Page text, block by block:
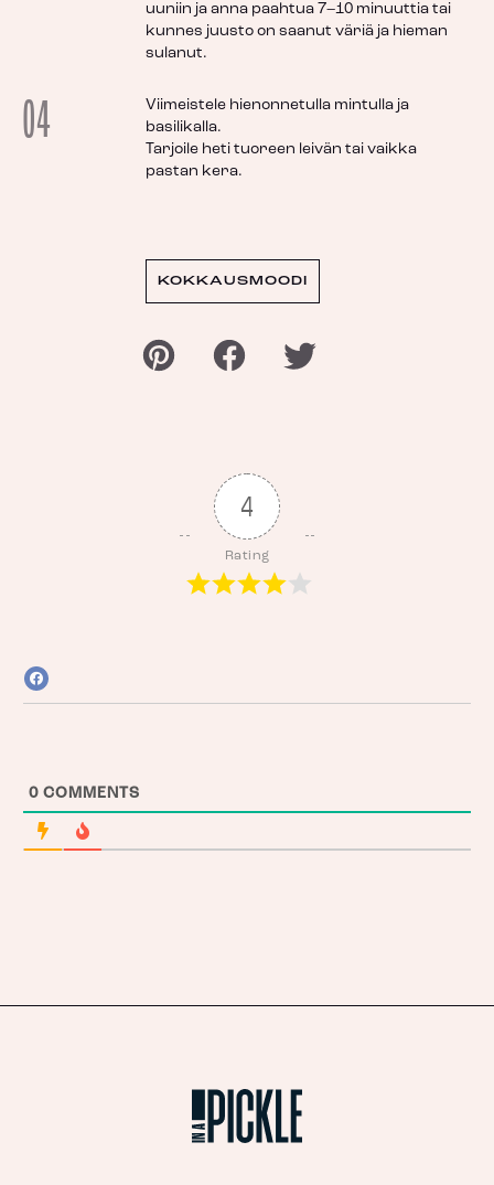
uuniin ja anna paahtua 7–10 minuuttia tai
kunnes juusto on saanut väriä ja hieman
sulanut.
04
Viimeistele hienonnetulla mintulla ja
basilikalla.
Tarjoile heti tuoreen leivän tai vaikka
pastan kera.
KOKKAUSMOODI
4
Rating
0 COMMENTS